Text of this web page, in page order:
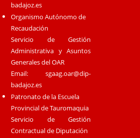
badajoz.es
Organismo Autónomo de
Recaudación
Servicio de Gestión
Administrativa y Asuntos
Generales del OAR
Email:sgaag.oar@dip-
badajoz.es
Patronato de la Escuela
Provincial de Tauromaquia
Servicio de Gestión
Contractual de Diputación